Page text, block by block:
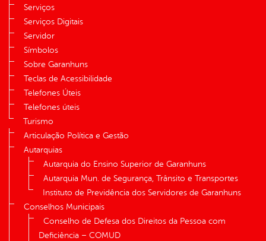
Serviços
Serviços Digitais
Servidor
Símbolos
Sobre Garanhuns
Teclas de Acessibilidade
Telefones Úteis
Telefones úteis
Turismo
Articulação Política e Gestão
Autarquias
Autarquia do Ensino Superior de Garanhuns
Autarquia Mun. de Segurança, Trânsito e Transportes
Instituto de Previdência dos Servidores de Garanhuns
Conselhos Municipais
Conselho de Defesa dos Direitos da Pessoa com
Deficiência – COMUD